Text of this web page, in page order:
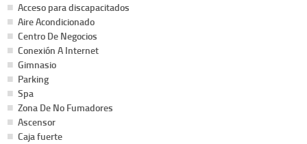
Acceso para discapacitados
Aire Acondicionado
Centro De Negocios
Conexión A Internet
Gimnasio
Parking
Spa
Zona De No Fumadores
Ascensor
Caja fuerte